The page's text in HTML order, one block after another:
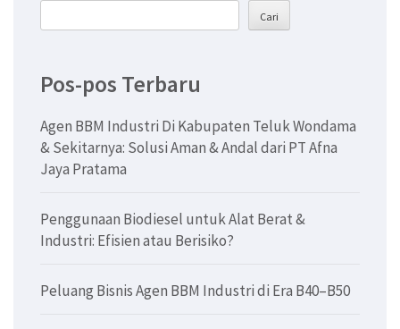
Cari
Pos-pos Terbaru
Agen BBM Industri Di Kabupaten Teluk Wondama
& Sekitarnya: Solusi Aman & Andal dari PT Afna
Jaya Pratama
Penggunaan Biodiesel untuk Alat Berat &
Industri: Efisien atau Berisiko?
Peluang Bisnis Agen BBM Industri di Era B40–B50